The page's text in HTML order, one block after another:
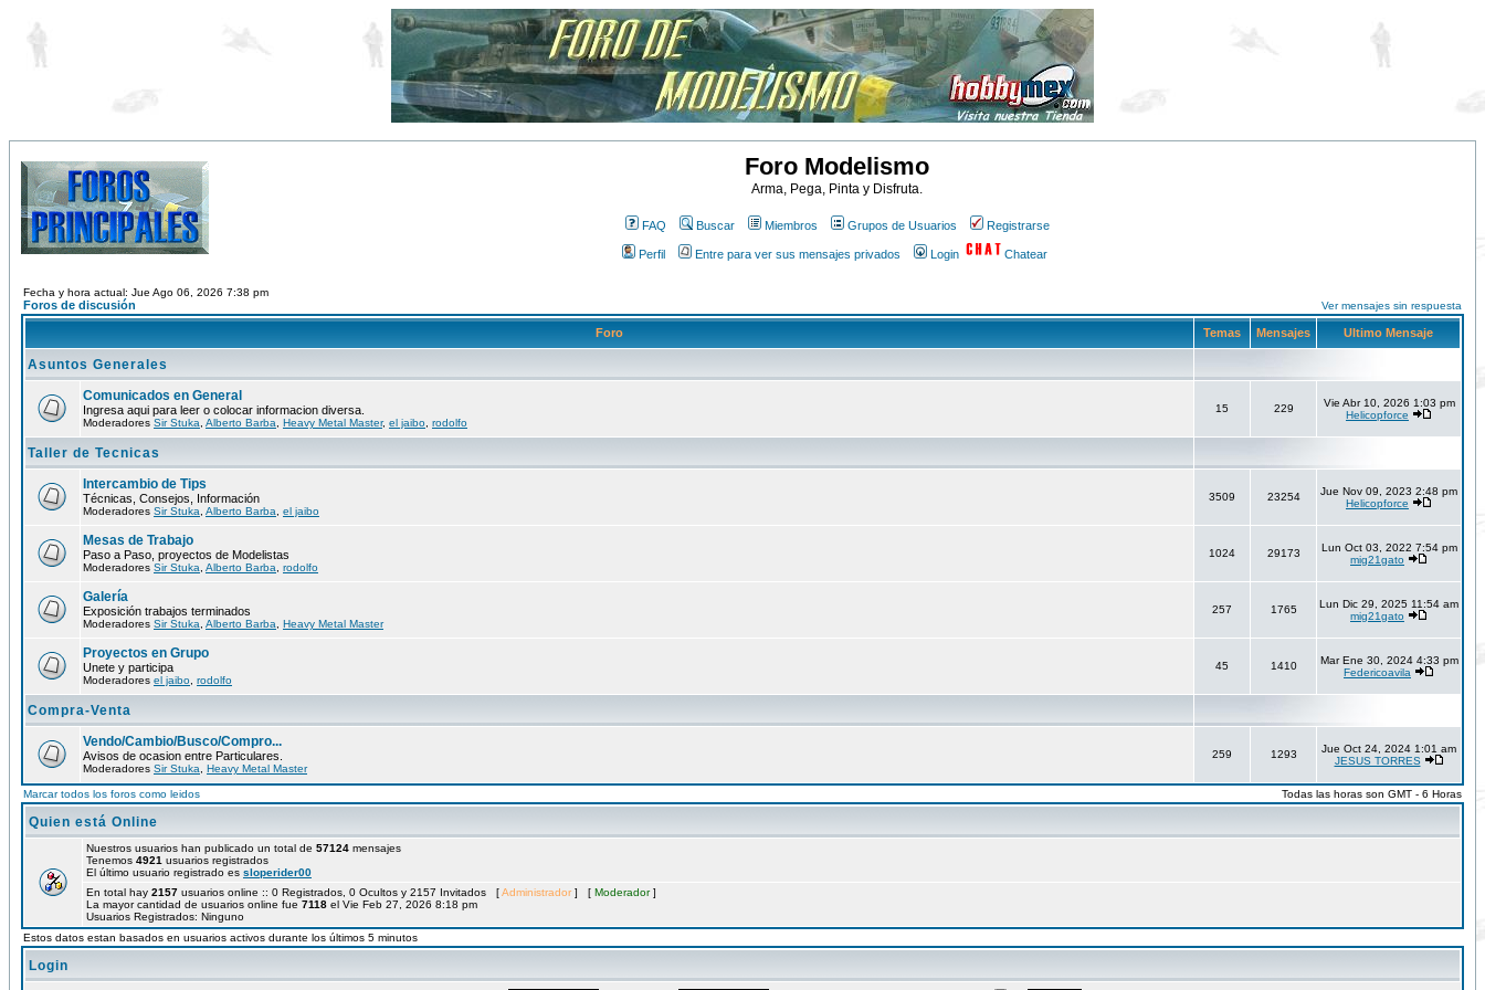
Foro Modelismo
Arma, Pega, Pinta y Disfruta.
FAQ Buscar Miembros Grupos de Usuarios Registrarse
Perfil Entre para ver sus mensajes privados Login Chatear
Fecha y hora actual: Jue Ago 06, 2026 7:38 pm
Foros de discusión Ver mensajes sin respuesta
Foro Temas Mensajes Ultimo Mensaje
Asuntos Generales
Comunicados en General
Ingresa aqui para leer o colocar informacion diversa.
Moderadores Sir Stuka Alberto Barba Heavy Metal Master, el jaibo rodolfo
15 229
Vie Abr 10, 2026 1:03 pm
Helicopforce
Taller de Tecnicas
Intercambio de Tips
Técnicas, Consejos, Información
Moderadores Sir Stuka Alberto Barba el jaibo
3509 23254
Jue Nov 09, 2023 2:48 pm
Helicopforce
Mesas de Trabajo
Paso a Paso, proyectos de Modelistas
Moderadores Sir Stuka Alberto Barba rodolfo
1024 29173
Lun Oct 03, 2022 7:54 pm
mig21gato
Galería
Exposición trabajos terminados
Moderadores Sir Stuka Alberto Barba Heavy Metal Master
257 1765
Lun Dic 29, 2025 11:54 am
mig21gato
Proyectos en Grupo
Unete y participa
Moderadores el jaibo rodolfo
45 1410
Mar Ene 30, 2024 4:33 pm
Federicoavila
Compra-Venta
Vendo/Cambio/Busco/Compro...
Avisos de ocasion entre Particulares.
Moderadores Sir Stuka Heavy Metal Master
259 1293
Jue Oct 24, 2024 1:01 am
JESUS TORRES
Marcar todos los foros como leidos Todas las horas son GMT - 6 Horas
Quien está Online
Nuestros usuarios han publicado un total de 57124 mensajes
Tenemos 4921 usuarios registrados
El último usuario registrado es sloperider00
En total hay 2157 usuarios online :: 0 Registrados, 0 Ocultos y 2157 Invitados [Administrador ] [ Moderador]
La mayor cantidad de usuarios online fue 7118 el Vie Feb 27, 2026 8:18 pm
Usuarios Registrados: Ninguno
Estos datos estan basados en usuarios activos durante los últimos 5 minutos
Login